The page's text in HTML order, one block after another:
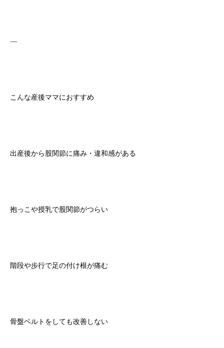
—
こんな産後ママにおすすめ
出産後から股関節に痛み・違和感がある
抱っこや授乳で股関節がつらい
階段や歩行で足の付け根が痛む
骨盤ベルトをしても改善しない